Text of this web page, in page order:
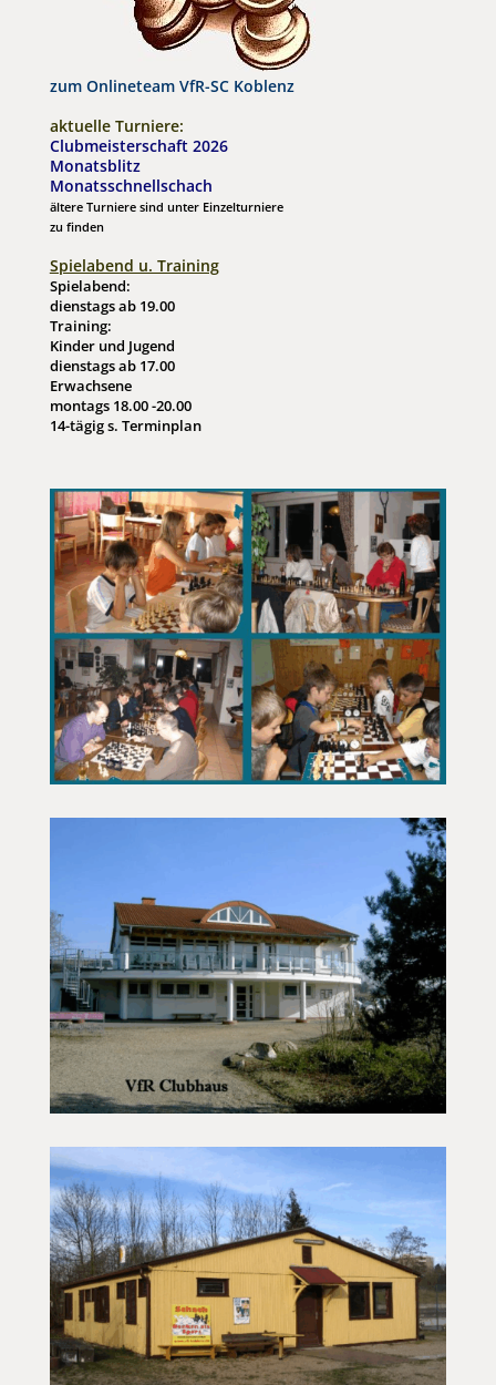
zum Onlineteam VfR-SC Koblenz
aktuelle Turniere:
Clubmeisterschaft 2026
Monatsblitz
Monatsschnellschach
ältere Turniere sind unter Einzelturniere
zu finden
Spielabend u. Training
Spielabend:
dienstags ab 19.00
Training:
Kinder und Jugend
dienstags ab 17.00
Erwachsene
montags 18.00 -20.00
14-tägig s. Terminplan